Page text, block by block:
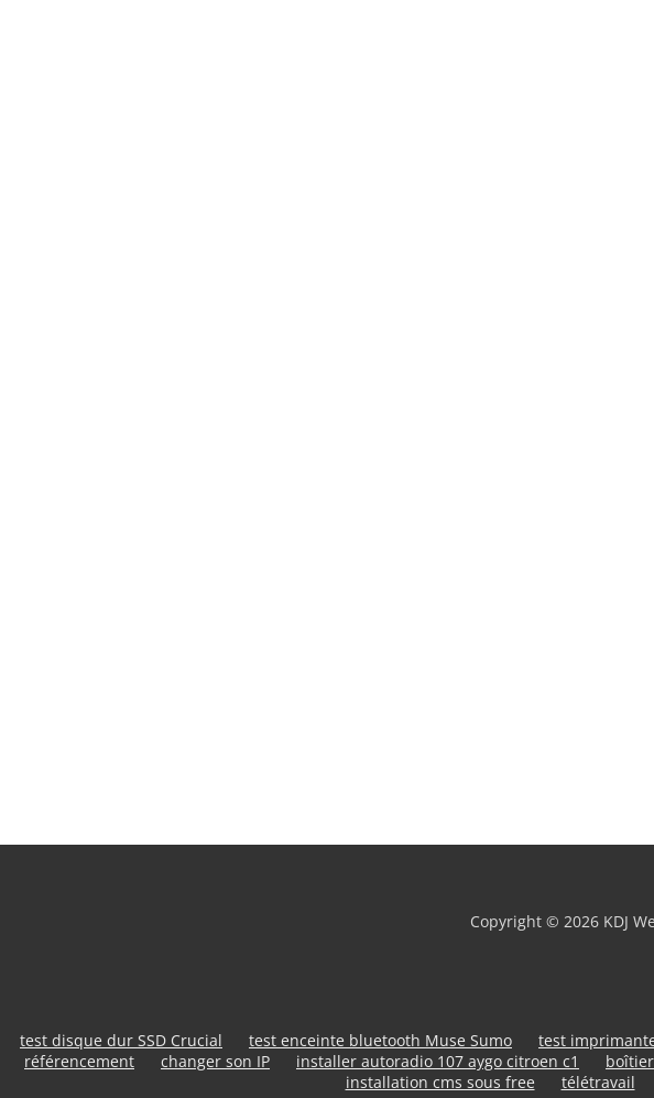
Copyright © 2026 KDJ
test disque dur SSD Crucial test enceinte bluetooth Muse Sumo test
référencement
changer son IP installer autoradio 107 aygo citroen c1
installation cms sous free
télétravail